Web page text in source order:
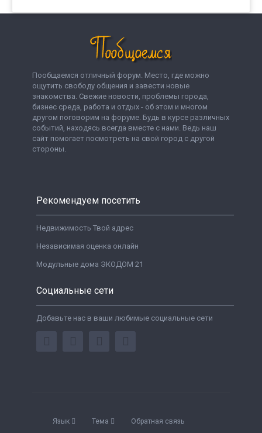
Пообщаемся отличный форум. Место, где можно
ощутить свободу общения и завести новые
знакомства. Свежие новости, проблемы города,
бизнес среда, работа и отдых - об этом и многом
другом поговорим на форуме. Будь в курсе различных
событий, находясь всегда вместе с нами. Ведь наш
сайт помогает посмотреть на свой город с другой
стороны.
Рекомендуем посетить
Недвижимость Твой адрес
Независимая оценка онлайн
Модульные дома ЭКОДОМ 21
Социальные сети
Добавьте нас в ваши любимые социальные сети
Язык Тема Обратная связь